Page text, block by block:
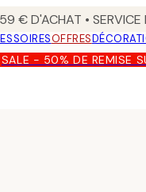
€ D'ACHAT •
OFFRES
SALE - 50% DE REMISE